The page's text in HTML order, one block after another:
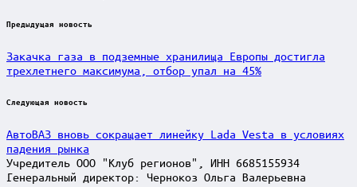
Post
Предыдущая новость
Закачка газа в подземные хранилища Европы достигла
трехлетнего максимума, отбор упал на 45%
Следующая новость
АвтоВАЗ вновь сокращает линейку Lada Vesta в условиях
падения рынка
Учредитель ООО "Клуб регионов", ИНН 6685155934
Генеральный директор: Чернокоз Ольга Валерьевна